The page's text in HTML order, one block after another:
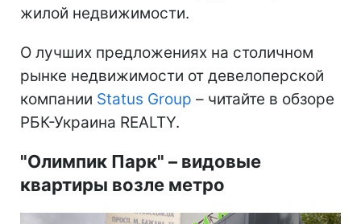
жилой недвижимости.
О лучших предложениях на столичном
рынке недвижимости от девелоперской
компании Status Group – читайте в обзоре
РБК-Украина REALTY.
"Олимпик Парк" – видовые
квартиры возле метро